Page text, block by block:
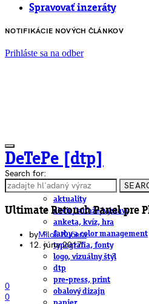
Spravovať inzeráty
NOTIFIKÁCIE NOVÝCH ČLÁNKOV
Prihláste sa na odber
DeTePe [dtp]
ČLÁNKY
aktuality
akcie/súťaže/výstavy
anketa, kvíz, hra
farby a color management
typografia, fonty
logo, vizuálny štýl
dtp
pre-press, print
obalový dizajn
Search for:
Ultimate Retouch Panel pre
byMiloš Kučera
12. júna 2017
0
0